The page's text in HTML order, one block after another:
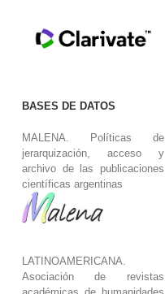
BASES DE DATOS
MALENA. Políticas de
jerarquización, acceso y
archivo de las publicaciones
científicas argentinas
LATINOAMERICANA.
Asociación de revistas